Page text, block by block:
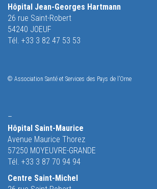
Hôpital Jean-Georges Hartmann
26 rue Saint-Robert
54240 JOEUF
Tél. +33 3 82 47 53 53
© Association Santé et Services des Pays de l’Orne
–
Hôpital Saint-Maurice
Avenue Maurice Thorez
57250 MOYEUVRE-GRANDE
Tél. +33 3 87 70 94 94
Centre Saint-Michel